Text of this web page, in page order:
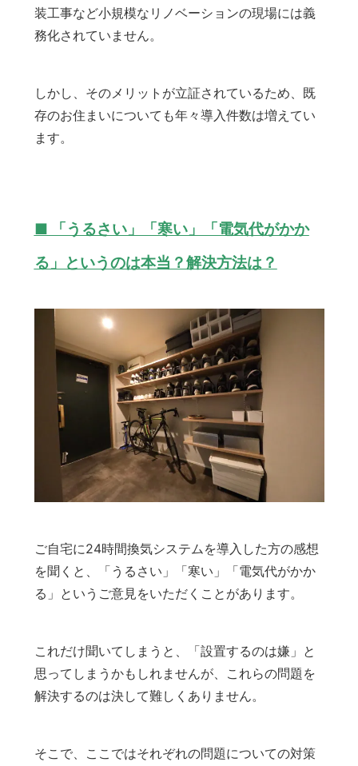
装工事など小規模なリノベーションの現場には義
務化されていません。
しかし、そのメリットが立証されているため、既
存のお住まいについても年々導入件数は増えてい
ます。
■ 「うるさい」「寒い」「電気代がかか
る」というのは本当？解決方法は？
ご自宅に24時間換気システムを導入した方の感想
を聞くと、「うるさい」「寒い」「電気代がかか
る」というご意見をいただくことがあります。
これだけ聞いてしまうと、「設置するのは嫌」と
思ってしまうかもしれませんが、これらの問題を
解決するのは決して難しくありません。
そこで、ここではそれぞれの問題についての対策